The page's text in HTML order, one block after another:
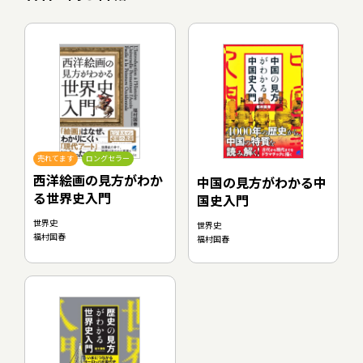
売れてます ロングセラー
西洋絵画の見方がわか
る世界史入門
世界史
福村国春
中国の見方がわかる中
国史入門
世界史
福村国春